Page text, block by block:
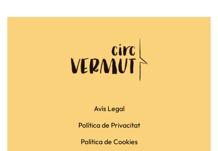
Avís Legal
Política de Privacitat
Política de Cookies